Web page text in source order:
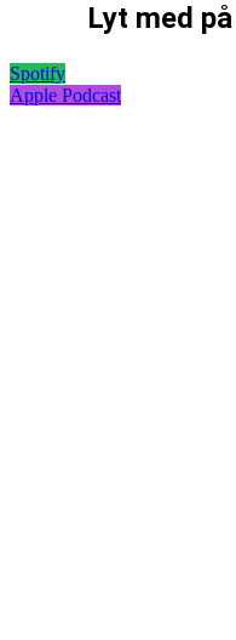
Lyt med
Spotify
Apple Podcast